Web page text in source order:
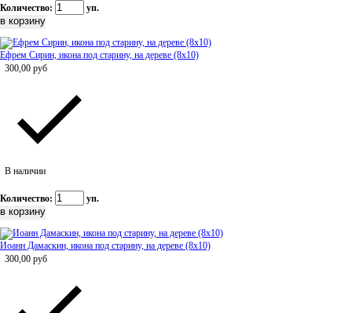
Количество: уп.
Ефрем Сирин, икона под старину, на дереве (8x10)
300,00 руб
В наличии
Количество: уп.
Иоанн Дамаскин, икона под старину, на дереве (8x10)
300,00 руб